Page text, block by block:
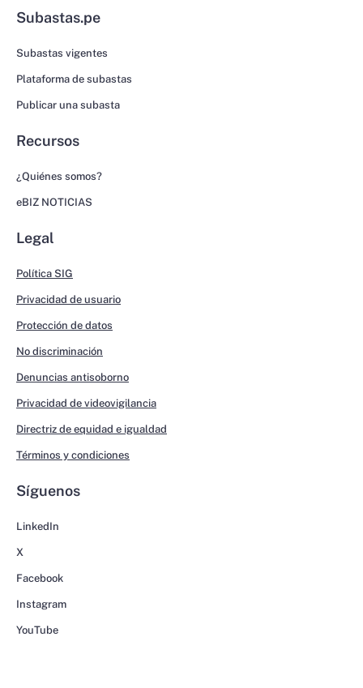
Subastas.pe
Subastas vigentes
Plataforma de subastas
Publicar una subasta
Recursos
¿Quiénes somos?
eBIZ NOTICIAS
Legal
Política SIG
Privacidad de usuario
Protección de datos
No discriminación
Denuncias antisoborno
Privacidad de videovigilancia
Directriz de equidad e igualdad
Términos y condiciones
Síguenos
LinkedIn
X
Facebook
Instagram
YouTube